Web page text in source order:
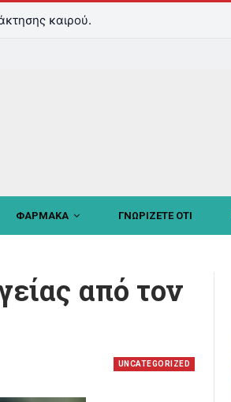
καιρού.
ΦΑΡΜΑΚΑ ΓΝΩΡΙΖΕΤΕ ΟΤΙ
από τον
UNCATEGORIZED